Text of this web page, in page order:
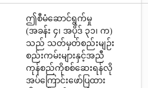
ဤစီမံဆောင်ရွက်မှု
(အခန်း ၄၊ အပိုဒ် ၃၁၊ က)
သည် သတ်မှတ်စည်းမျဉ်း
စည်းကမ်းများနှင့်အညီ
ကုန်စည်ကိုစစ်ဆေးရန်လို
အပ်ကြောင်းဖော်ပြထား